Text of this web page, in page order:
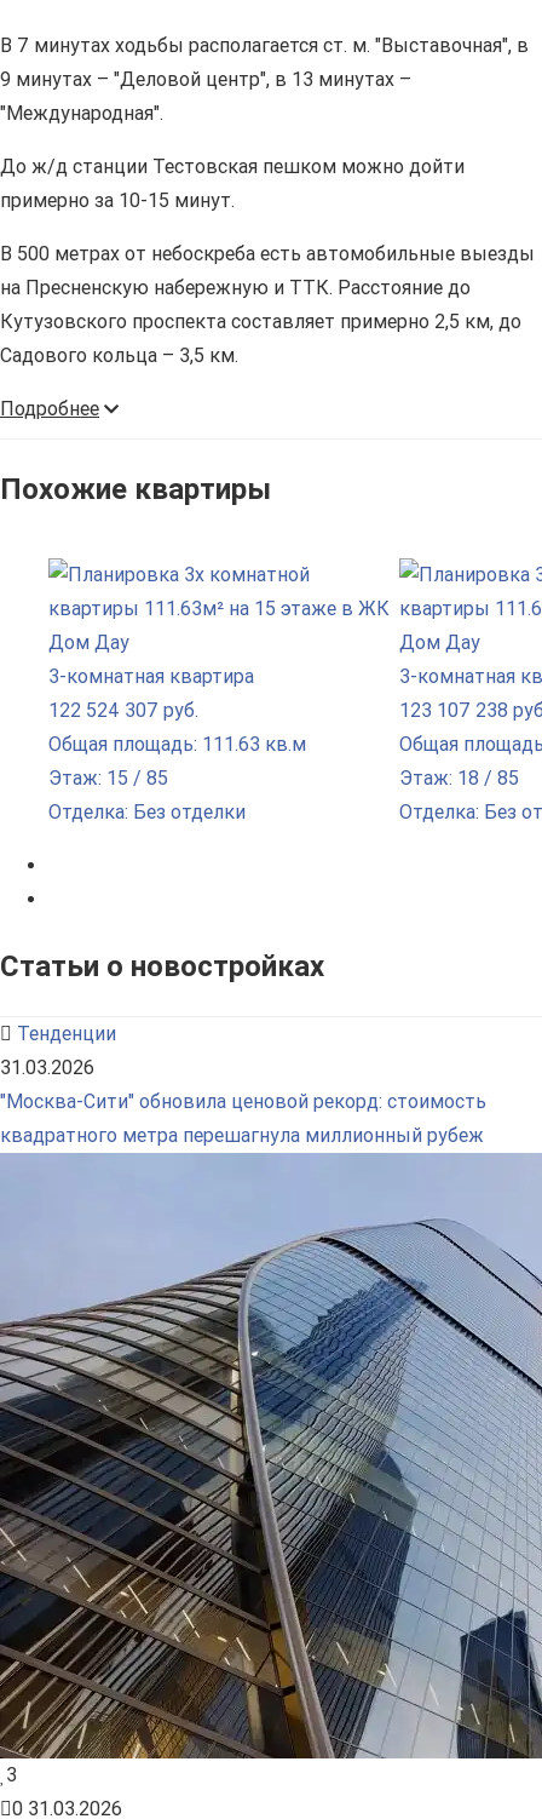
В 7 минутах ходьбы располагается ст. м. "Выставочная", в
9 минутах – "Деловой центр", в 13 минутах –
"Международная".
До ж/д станции Тестовская пешком можно дойти
примерно за 10-15 минут.
В 500 метрах от небоскреба есть автомобильные выезды
на Пресненскую набережную и ТТК. Расстояние до
Кутузовского проспекта составляет примерно 2,5 км, до
Садового кольца – 3,5 км.
Подробнее
Похожие квартиры
3-комнатная квартира
122 524 307 руб.
Общая площадь: 111.63 кв.м
Этаж: 15 / 85
Отделка: Без отделки
3-комнатная
123 107 238
Общая
Этаж: 18 / 85
Отделка: Без
Статьи о новостройках
Тенденции
31.03.2026
"Москва-Сити" обновила ценовой рекорд: стоимость
квадратного метра перешагнула миллионный рубеж
3
0 31.03.2026